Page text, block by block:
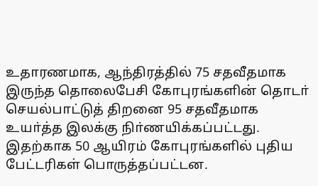
உதாரணமாக, ஆந்திரத்தில் 75 சதவீதமாக
இருந்த தொலைபேசி கோபுரங்களின் தொடா்
செயல்பாட்டுத் திறனை 95 சதவீதமாக
உயா்த்த இலக்கு நிா்ணயிக்கப்பட்டது.
இதற்காக 50 ஆயிரம் கோபுரங்களில் புதிய
பேட்டரிகள் பொருத்தப்பட்டன.